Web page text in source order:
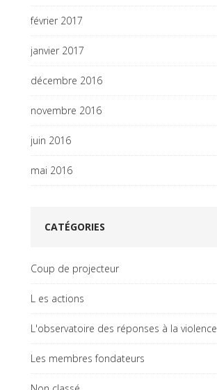
février 2017
janvier 2017
décembre 2016
novembre 2016
juin 2016
mai 2016
CATÉGORIES
Coup de projecteur
L es actions
L'observatoire des réponses à la violence
Les membres fondateurs